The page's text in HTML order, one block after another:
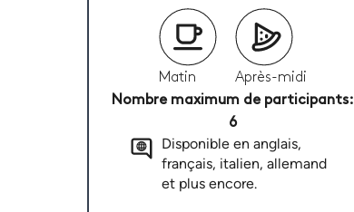
Matin
Après-midi
Nombre maximum de participants:
6
Disponible en anglais,
français, italien, allemand
et plus encore.